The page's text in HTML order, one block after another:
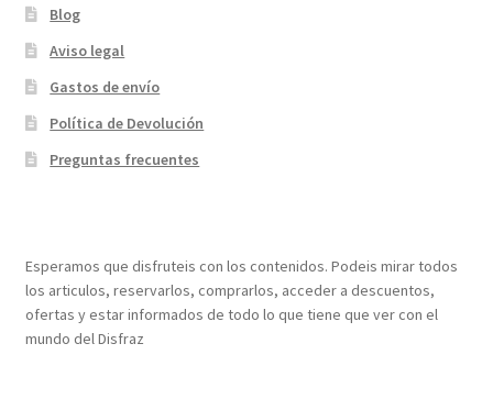
Blog
Aviso legal
Gastos de envío
Política de Devolución
Preguntas frecuentes
Esperamos que disfruteis con los contenidos. Podeis mirar todos
los articulos, reservarlos, comprarlos, acceder a descuentos,
ofertas y estar informados de todo lo que tiene que ver con el
mundo del Disfraz